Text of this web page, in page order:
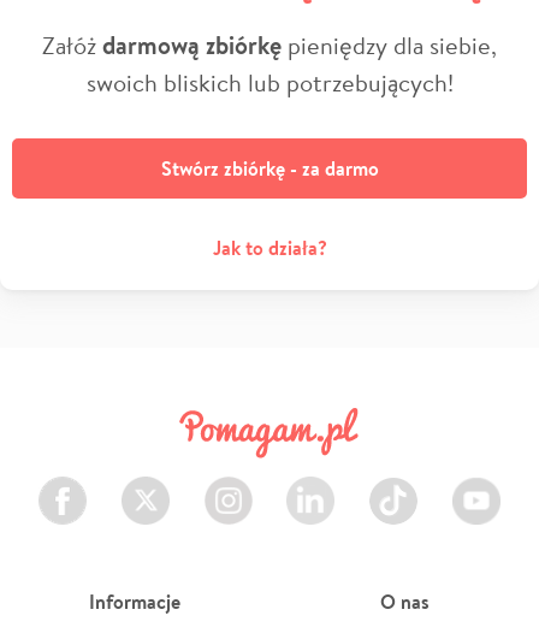
Załóżdarmową zbiórkę pieniędzy dla siebie,
swoich bliskich lub potrzebujących!
Stwórz zbiórkę - za darmo
Jak to działa?
Facebook Twitter Instagram LinkedIn TikTok Youtube
Informacje O nas